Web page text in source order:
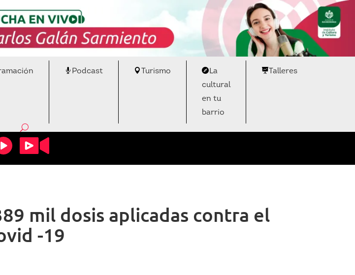
Podcast Turismo
La
cultural
en tu
barrio
Talleres
mil dosis aplicadas contra el
-19